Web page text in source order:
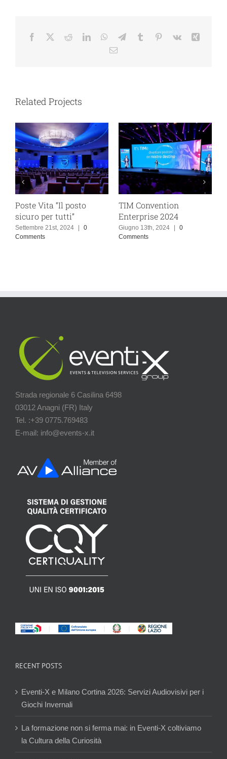
Facebook RedditLinkedInWhatsApp
TelegramTumblr Pinterest
Vk
Email
Related Projects
Poste Vita “Il posto
sicuro per tutti”
Settembre 21st, 2024
0
Comments
TIM Convention
Enterprise 2024
Giugno 13th, 2024
0
Comments
Strada regionale 6 Casilina 6498
03012 Anagni (FR) Italy
Tel. :+39 0775.769483
E-mail: info@events-x.it
RECENT POSTS
Eventi-X e Milano Cortina 2026: Servizi Audiovisivi per i
Giochi Invernali
La formazione non si ferma mai: in Eventi-X coltiviamo
la Cultura della Curiosità